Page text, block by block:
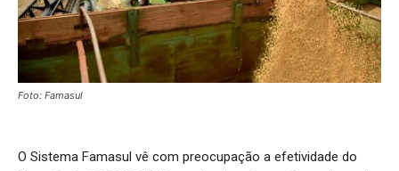
Foto: Famasul
O Sistema Famasul vê com preocupação a efetividade do